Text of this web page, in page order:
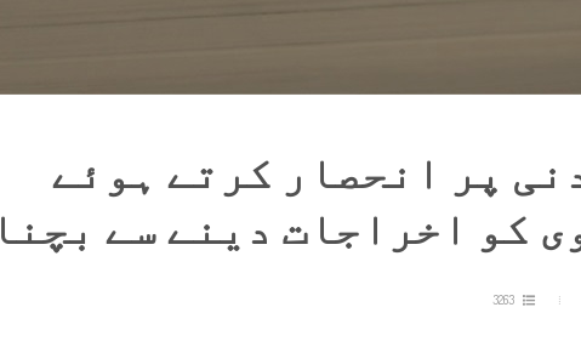
پر انحصار کرتے ہوئے
کو اخراجات دینے سے بچنا